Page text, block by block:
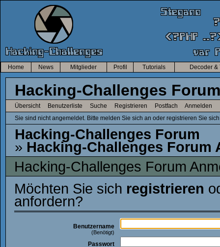
Home News Mitglieder Profil Tutorials Decoder &